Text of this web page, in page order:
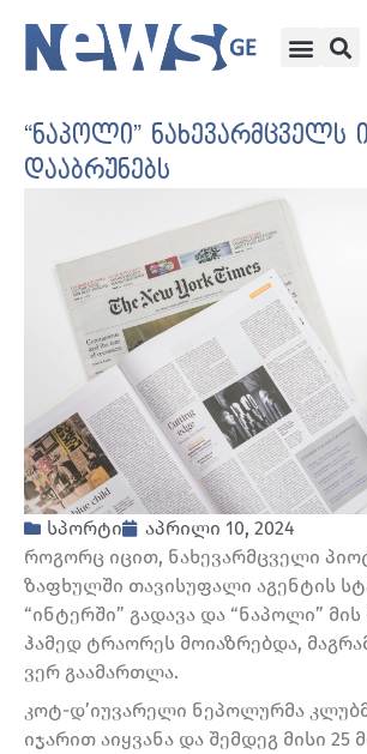
“ნაპოლი” ნახევარმცველს
დააბრუნებს
სპორტი
აპრილი 10, 2024
როგორც იცით, ნახევარმცველი
ზაფხულში თავისუფალი აგენტის
“ინტერში” გადავა და “ნაპოლი”
ჰამედ ტრაორეს მოიაზრებდა,
ვერ გაამართლა.
კოტ-დ’იუვარელი ნეპოლურმა
იჯარით აიყვანა და შემდეგ მისი